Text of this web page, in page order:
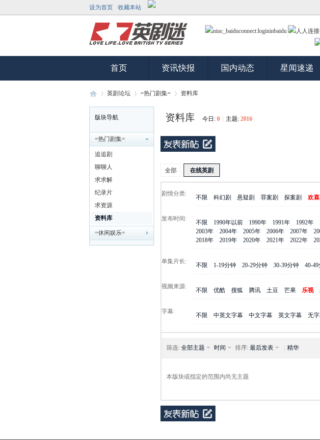
设为首页 收藏本站
首页 资讯快报 国内动态 星闻速递
剧
»
英剧论坛 =热门剧集=
›
资料库
版块导航
=热门剧集=
追追剧
聊聊人
求求解
纪录片
求资源
资料库
=休闲娱乐=
资料库 今日: 0 主题: 2016
全部 在线英剧
剧情分类:
不限 科幻剧 悬疑剧 罪案剧 探案剧 欢喜
发布时间:
不限 1990年以前 1990年 1991年 1992年
2003年
2004年 2005年 2006年 2007年
2018年
2019年 2020年 2021年 2022年
单集片长:
不限 1-19分钟 20-29分钟 30-39分钟 40-
视频来源:
不限 优酷 搜狐 腾讯 土豆 芒果 乐视
字幕:
不限 中英文字幕 中文字幕 英文字幕 无
筛选: 全部主题 时间 排序: 最后发表 精华
本版块或指定的范围内尚无主题